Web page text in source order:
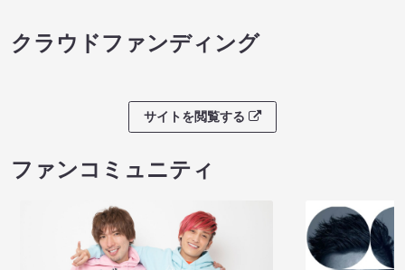
クラウドファンディング
サイトを閲覧する
ファンコミュニティ